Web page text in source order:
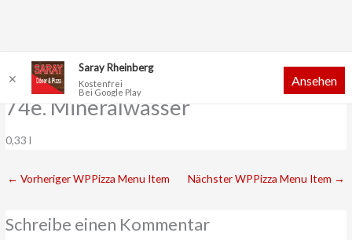
Inhalt
74e. Mineralwasser
0,33 l
← Vorheriger WPPizza Menu Item Nächster WPPizza Menu Item →
Schreibe einen Kommentar
✕
Saray Rheinberg
Kostenfrei
Bei Google Play
Ansehen